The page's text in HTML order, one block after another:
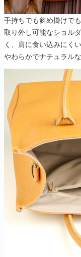
手持ちでも斜め掛けで
取り外し可能なショル
く、肩に食い込みにくい
やわらかでナチュラル